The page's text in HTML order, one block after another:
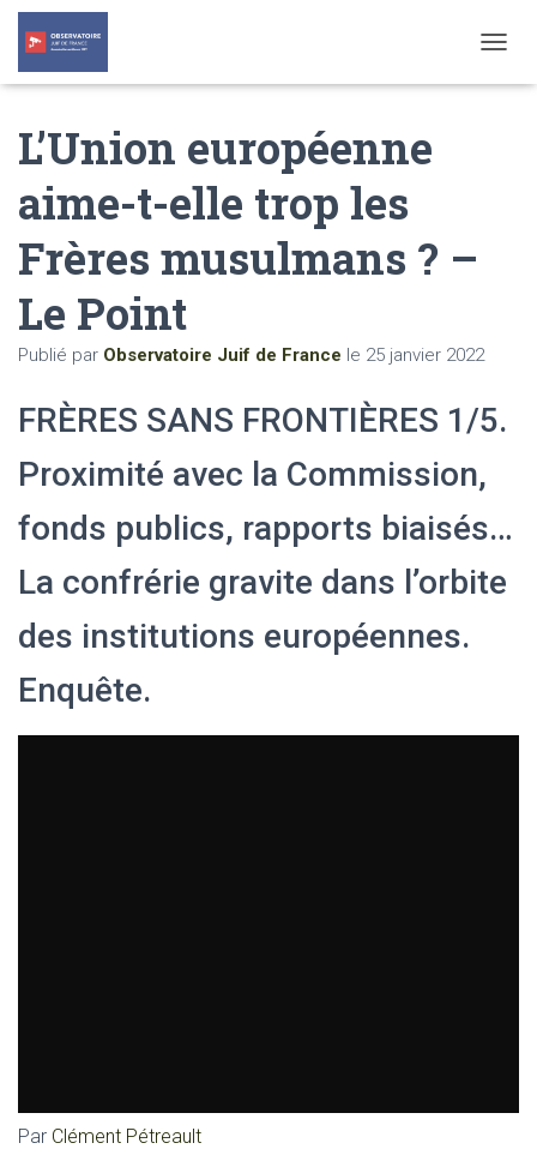
O
L’Union européenne
aime-t-elle trop les
Frères musulmans ? –
Le Point
Publié par Observatoire Juif de France le 25 janvier 2022
FRÈRES SANS FRONTIÈRES 1/5.
Proximité avec la Commission,
fonds publics, rapports biaisés…
La confrérie gravite dans l’orbite
des institutions européennes.
Enquête.
Par Clément Pétreault